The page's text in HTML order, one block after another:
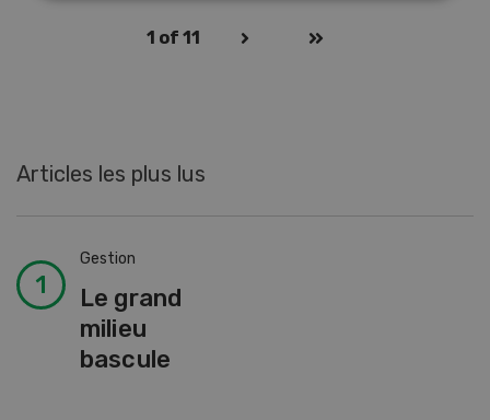
1 of 11
Articles les plus lus
Gestion
Le grand
milieu
bascule